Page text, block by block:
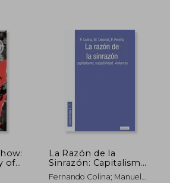
$ 58.000
52.200
of
La Razón de la
Sinrazón: Capitalismo,
Subjetividad,
Fernando Colina; Manuel